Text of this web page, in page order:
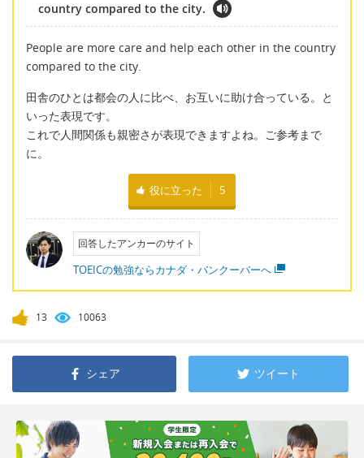
country compared to the city.
People are more care and help each other in the country
compared to the city.
田舎のひとは都会の人に比べ、お互いに助け合っている。と
いった表現です。
これで人間関係も親密さが表現できますよね。ご参考まで
に。
役に立った 5
回答したアンカーのサイト
TOEICの勉強ならカナダ・バンクーバーへ
13 10063
シェア ツイート